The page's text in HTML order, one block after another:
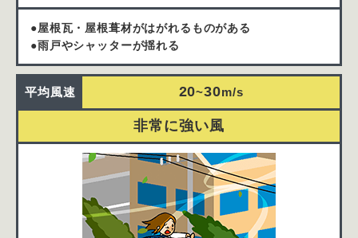
●屋根瓦・屋根葺材がはがれるものがある
●雨戸やシャッターが揺れる
平均風速 20~30m/s
非常に強い風